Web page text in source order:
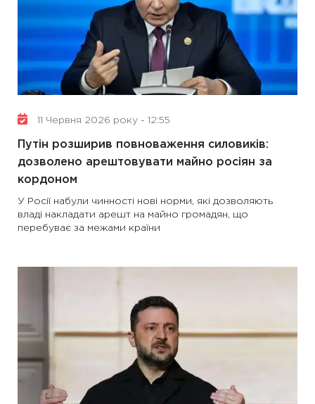
11 Червня 2026 року - 12:55
Путін розширив повноваження силовиків:
дозволено арештовувати майно росіян за
кордоном
У Росії набули чинності нові норми, які дозволяють
владі накладати арешт на майно громадян, що
перебуває за межами країни